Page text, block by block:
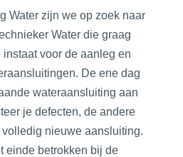
Water zijn we op zoek naar
Water die graag
instaat voor de aanleg en
De ene dag
wateraansluiting aan
je defecten, de andere
nieuwe aansluiting.
einde betrokken bij de